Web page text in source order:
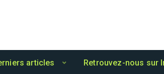
articles Retrouvez-nous sur